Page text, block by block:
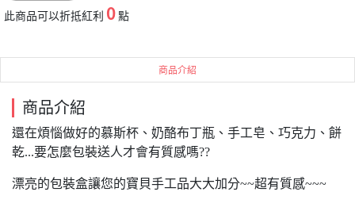
此商品可以折抵紅利 0點
商品介紹
商品介紹
還在煩惱做好的慕斯杯、奶酪布丁瓶、手工皂、巧克力、餅
乾...要怎麼包裝送人才會有質感嗎??
漂亮的包裝盒讓您的寶貝手工品大大加分~~超有質感~~~